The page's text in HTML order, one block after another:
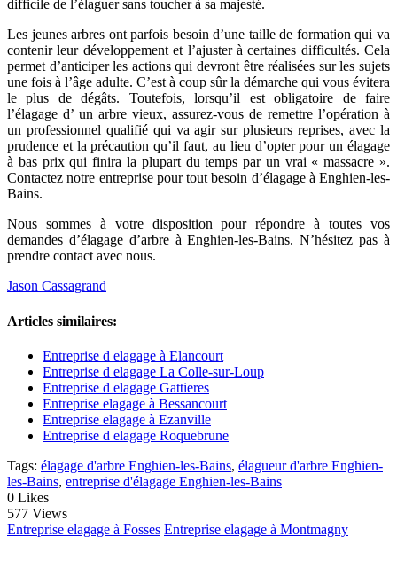
difficile de l’élaguer sans toucher à sa majesté.
Les jeunes arbres ont parfois besoin d’une taille de formation qui va
contenir leur développement et l’ajuster à certaines difficultés. Cela
permet d’anticiper les actions qui devront être réalisées sur les sujets
une fois à l’âge adulte. C’est à coup sûr la démarche qui vous évitera
le plus de dégâts. Toutefois, lorsqu’il est obligatoire de faire
l’élagage d’ un arbre vieux, assurez-vous de remettre l’opération à
un professionnel qualifié qui va agir sur plusieurs reprises, avec la
prudence et la précaution qu’il faut, au lieu d’opter pour un élagage
à bas prix qui finira la plupart du temps par un vrai « massacre ».
Contactez notre entreprise pour tout besoin d’élagage à Enghien-les-
Bains.
Nous sommes à votre disposition pour répondre à toutes vos
demandes d’élagage d’arbre à Enghien-les-Bains. N’hésitez pas à
prendre contact avec nous.
Jason Cassagrand
Articles similaires:
Entreprise d elagage à Elancourt
Entreprise d elagage La Colle-sur-Loup
Entreprise d elagage Gattieres
Entreprise elagage à Bessancourt
Entreprise elagage à Ezanville
Entreprise d elagage Roquebrune
Tags: élagage d'arbre Enghien-les-Bains, élagueur d'arbre Enghien-
les-Bains, entreprise d'élagage Enghien-les-Bains
0 Likes
577 Views
Entreprise elagage à Fosses Entreprise elagage à Montmagny